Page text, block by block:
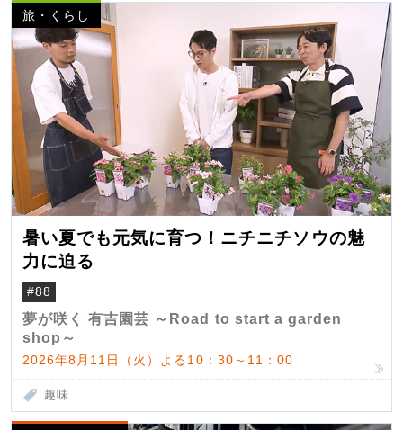
旅・くらし
暑い夏でも元気に育つ！ニチニチソウの魅
力に迫る
#88
夢が咲く 有吉園芸 ～Road to start a garden
shop～
2026年8月11日（火）よる10：30～11：00
趣味